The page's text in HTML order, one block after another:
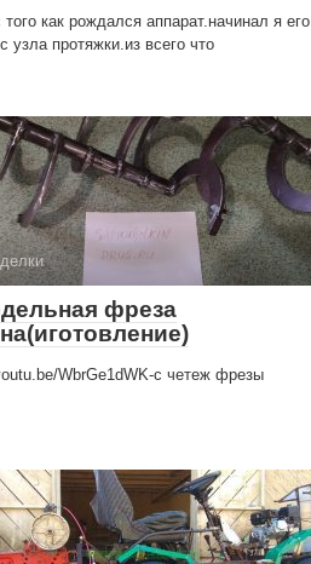
того как рождался аппарат.начинал я его
узла протяжки.из всего что
фреза
WbrGe1dWK-c четеж фрезы